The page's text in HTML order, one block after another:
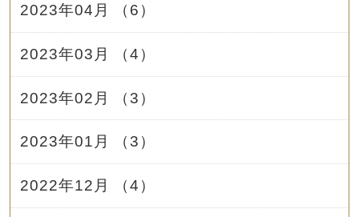
2023年04月 （6）
2023年03月 （4）
2023年02月 （3）
2023年01月 （3）
2022年12月 （4）